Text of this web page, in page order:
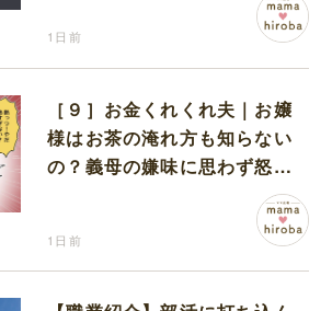
1日前
［９］お金くれくれ夫｜お嬢
様はお茶の淹れ方も知らない
の？義母の嫌味に思わず怒り
1日前